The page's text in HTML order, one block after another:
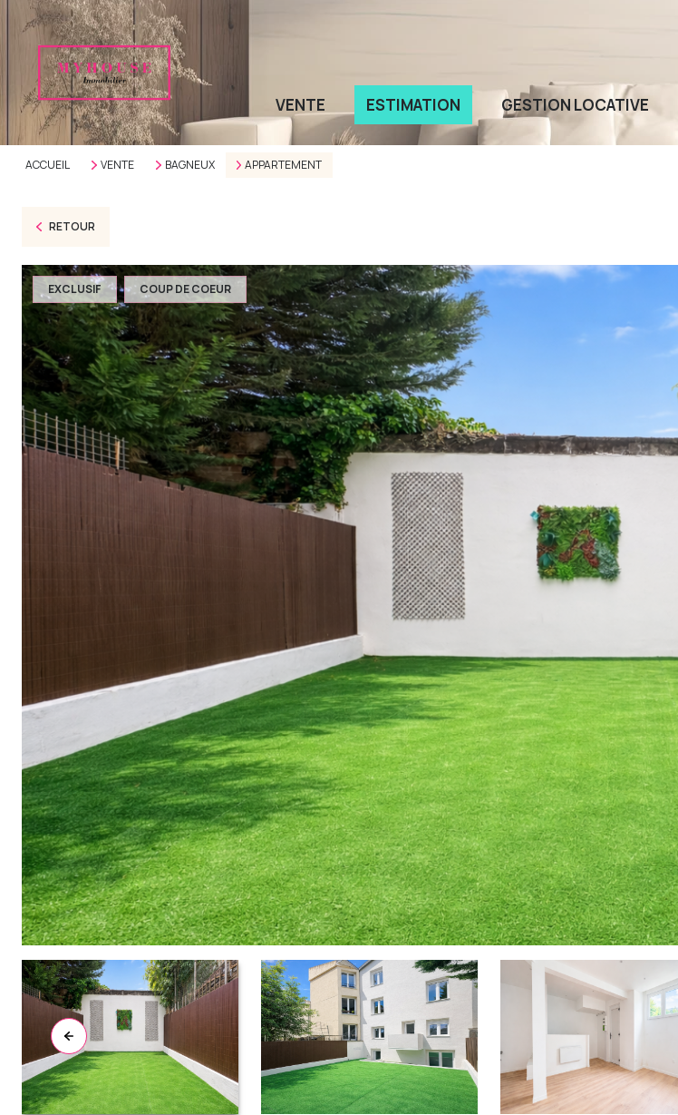
VENTE ESTIMATION GESTION LOCATIVE
ACCUEIL VENTE BAGNEUX APPARTEMENT
RETOUR
EXCLUSIF COUP DE COEUR